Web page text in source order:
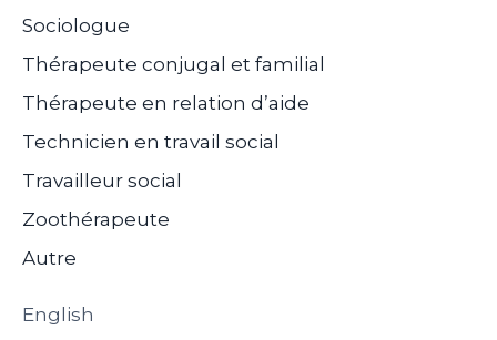
Sociologue
Thérapeute conjugal et familial
Thérapeute en relation d’aide
Technicien en travail social
Travailleur social
Zoothérapeute
Autre
English